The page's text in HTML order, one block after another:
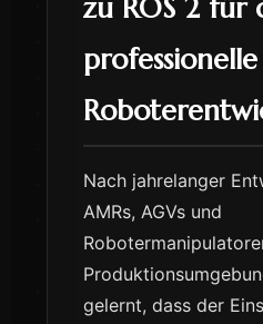
zu ROS 2 für
professionelle
Nach jahrelanger
AMRs, AGVs und
gelernt, dass der